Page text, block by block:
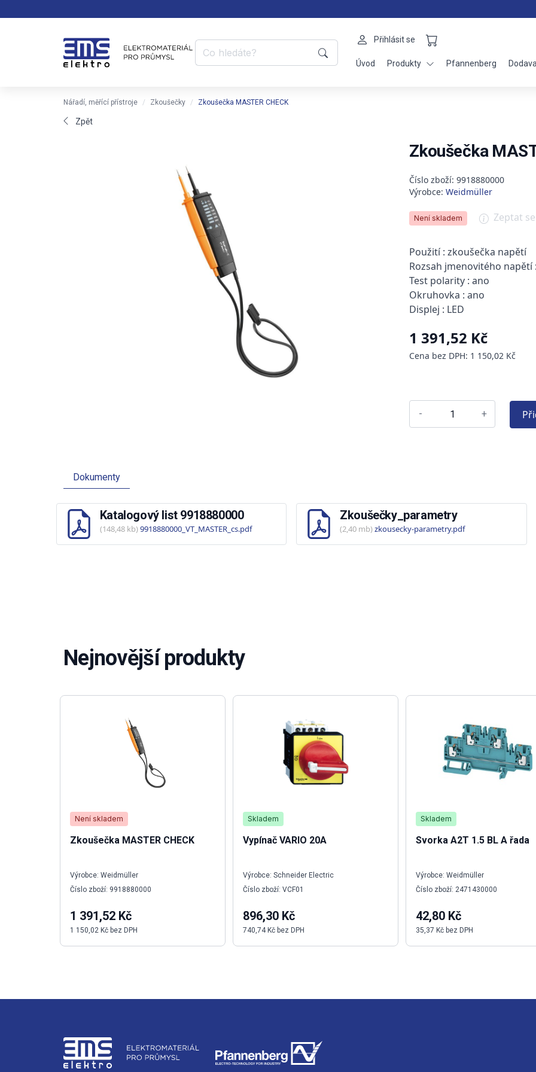
Přihlásit se
Úvod Produkty Pfannenberg
Nářadí, měřící přístroje Zkoušečky Zkoušečka MASTER CHECK
Zpět
Zkoušečka
Číslo zboží: 9918880000
Výrobce: Weidmüller
Není skladem Zeptat
Použití : zkoušečka napětí
Rozsah jmenovitého napětí
Test polarity : ano
Okruhovka : ano
Displej : LED
1 391,52 Kč
Cena bez DPH: 1 150,02 Kč
- +
Dokumenty
Katalogový list 9918880000
(148,48 kb)9918880000_VT_MASTER_cs.pdf
Zkoušečky_parametry
(2,40 mb)zkousecky-parametry.pdf
Nejnovější produkty
Není skladem
Zkoušečka MASTER CHECK
Výrobce: Weidmüller
Číslo zboží: 9918880000
1 391,52 Kč
1 150,02 Kč bez DPH
Skladem
Vypínač VARIO 20A
Výrobce: Schneider Electric
Číslo zboží: VCF01
896,30 Kč
740,74 Kč bez DPH
Skladem
Svorka A2T 1.5 BL A řada
Výrobce: Weidmüller
Číslo zboží: 2471430000
42,80 Kč
35,37 Kč bez DPH